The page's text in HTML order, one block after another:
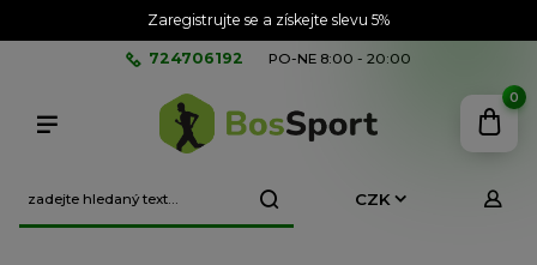
Zaregistrujte se a získejte slevu 5%
CZK
724706192 PO-NE 8:00 - 20:00
0